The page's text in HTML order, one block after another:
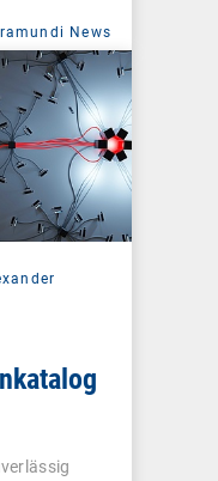
News